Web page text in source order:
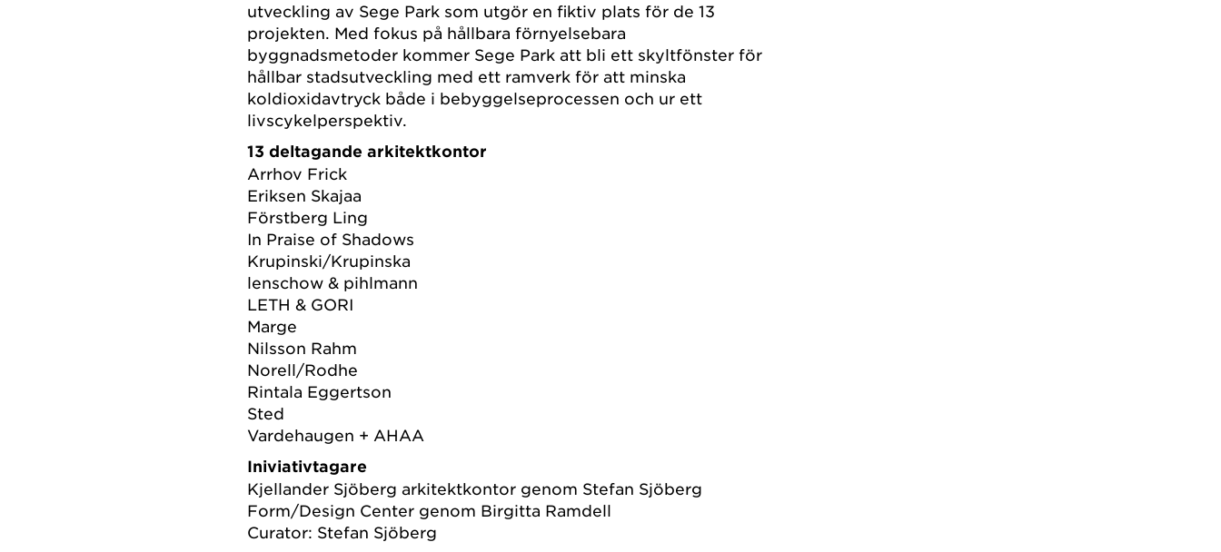
utveckling av Sege Park som utgör en fiktiv plats för de 13
projekten. Med fokus på hållbara förnyelsebara
byggnadsmetoder kommer Sege Park att bli ett skyltfönster för
hållbar stadsutveckling med ett ramverk för att minska
koldioxidavtryck både i bebyggelseprocessen och ur ett
livscykelperspektiv.
13 deltagande arkitektkontor
Arrhov Frick
Eriksen Skajaa
Förstberg Ling
In Praise of Shadows
Krupinski/Krupinska
lenschow & pihlmann
LETH & GORI
Marge
Nilsson Rahm
Norell/Rodhe
Rintala Eggertson
Sted
Vardehaugen + AHAA
Iniviativtagare
Kjellander Sjöberg arkitektkontor genom Stefan Sjöberg
Form/Design Center genom Birgitta Ramdell
Curator: Stefan Sjöberg